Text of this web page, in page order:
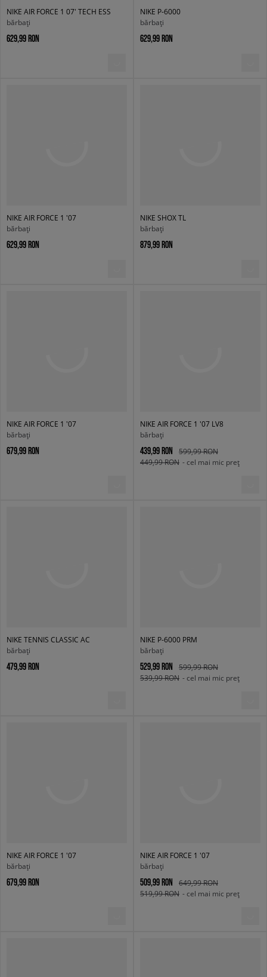
NIKE AIR FORCE 1 07' TECH ESS
bărbați
629,99 RON
NIKE P-6000
bărbați
629,99 RON
NIKE AIR FORCE 1 '07
bărbați
629,99 RON
NIKE SHOX TL
bărbați
879,99 RON
NIKE AIR FORCE 1 '07
bărbați
679,99 RON
NIKE AIR FORCE 1 '07 LV8
bărbați
439,99 RON
599,99 RON
449,99 RON - cel mai mic preț
NIKE TENNIS CLASSIC AC
bărbați
479,99 RON
NIKE P-6000 PRM
bărbați
529,99 RON
599,99 RON
539,99 RON - cel mai mic preț
NIKE AIR FORCE 1 '07
bărbați
679,99 RON
NIKE AIR FORCE 1 '07
bărbați
509,99 RON
649,99 RON
519,99 RON - cel mai mic preț